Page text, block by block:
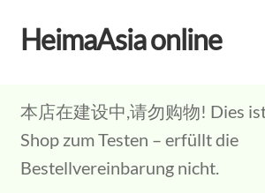
Skip
to
Skip
to
HeimaAsia online
本店在建设中,请勿购物! Dies
Shop zum Testen – erfüllt die
Bestellvereinbarung nicht.